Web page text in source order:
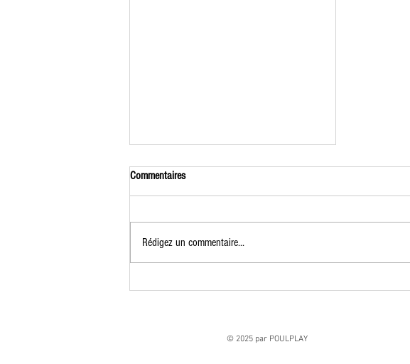
Nos amis WWF
Commentaires
Rédigez un commentaire...
© 2025 par POULPLAY